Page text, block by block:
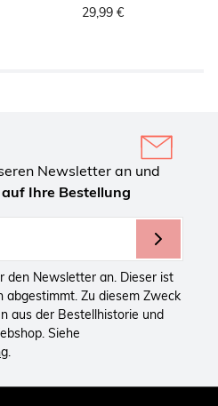
29,99 €
Newsletter an und
Ihre Bestellung
den Newsletter an. Dieser ist
abgestimmt. Zu diesem Zweck
aus der Bestellhistorie und
Siehe
.